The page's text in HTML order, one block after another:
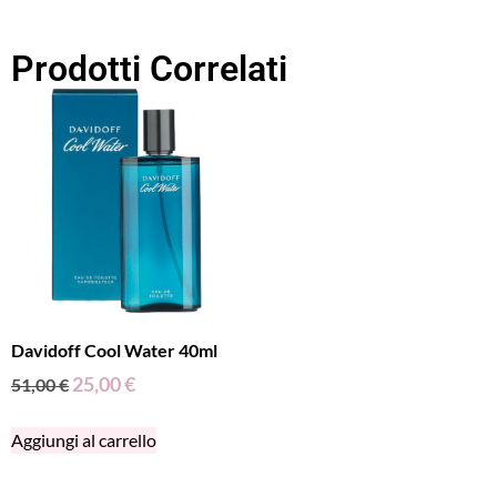
Prodotti Correlati
Davidoff Cool Water 40ml
51,00€ 25,00€
Aggiungi al carrello